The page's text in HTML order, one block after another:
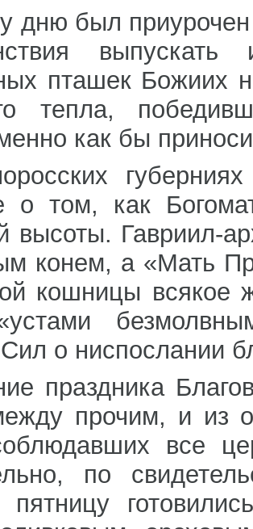
дню был
пташек Божиих
тепла,
как бы
о том, как
высоты. Гавриил-
конем, а «Мать
кошницы
о ниспослании
праздника
прочим, и из
все
по
пятницу